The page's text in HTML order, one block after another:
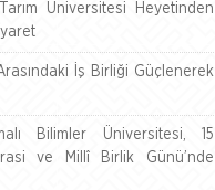
Üniversitesi Heyetinden
İş Birliği Güçlenerek
Bilimler Üniversitesi, 15
ve Millî Birlik Günü’nde